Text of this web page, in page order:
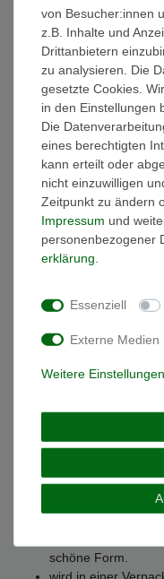
Wunschliste
* inkl. ges. MwSt. zzgl.
Beschreibung
Weitere Details
EU-Responsible Person
Marke: Miamar
Artikelnummer:
Material: Sterling-
Oberfläche: mattiert
Anhänger Länge:
Anhänger Breite:
Durch die
besonders veredelt
dem Anlaufen zu
schöne Form.
von Besucher:innen
z.B. Inhalte und
Drittanbietern
zu analysieren. Die
gesetzte Cookies.
in den Einstellungen
Die
eines berechtigten
kann erteilt oder
nicht einzuwilligen
Zeitpunkt zu ändern
Impressum und
personenbezogener
erklärung
Essenziell
Externe Medien
Weitere Einstellungen